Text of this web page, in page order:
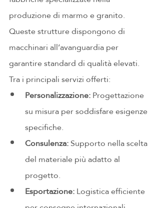
produzione di marmo e granito.
Queste strutture dispongono di
macchinari all’avanguardia per
garantire standard di qualità elevati.
Tra i principali servizi offerti:
Personalizzazione: Progettazione
su misura per soddisfare esigenze
specifiche.
Consulenza: Supporto nella scelta
del materiale più adatto al
progetto.
Esportazione: Logistica efficiente